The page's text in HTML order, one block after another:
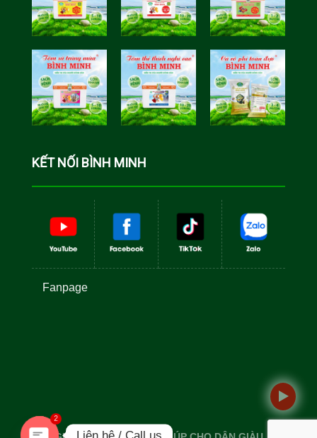
Hóa Bình
Minh
Học Bình
Minh
KẾT NỐI BÌNH MINH
Fanpage
Liên hệ / Call us
2